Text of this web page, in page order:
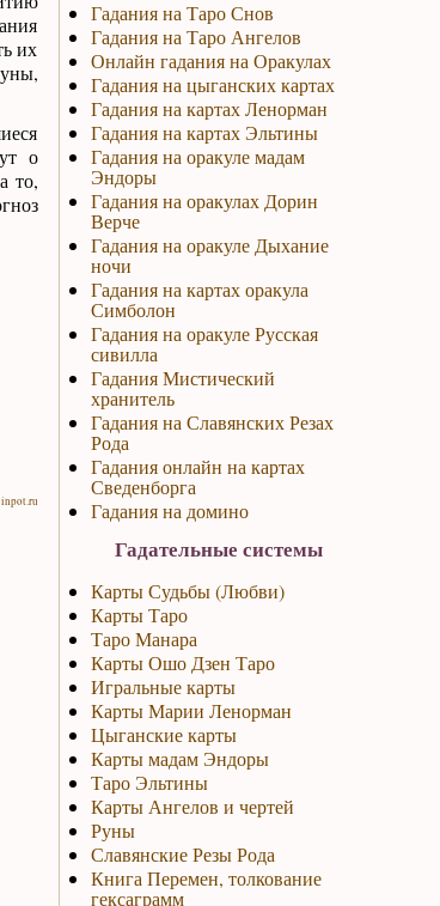
их
о
то,
Гадания на Таро Снов
Гадания на Таро Ангелов
Онлайн гадания на Оракулах
Гадания на цыганских картах
Гадания на картах Ленорман
Гадания на картах Эльтины
Гадания на оракуле мадам
Эндоры
Гадания на оракулах Дорин
Верче
Гадания на оракуле Дыхание
ночи
Гадания на картах оракула
Симболон
Гадания на оракуле Русская
сивилла
Гадания Мистический
хранитель
Гадания на Славянских Резах
Рода
Гадания онлайн на картах
Сведенборга
Гадания на домино
Гадательные системы
Карты Судьбы (Любви)
Карты Таро
Таро Манара
Карты Ошо Дзен Таро
Игральные карты
Карты Марии Ленорман
Цыганские карты
Карты мадам Эндоры
Таро Эльтины
Карты Ангелов и чертей
Руны
Славянские Резы Рода
Книга Перемен, толкование
гексаграмм